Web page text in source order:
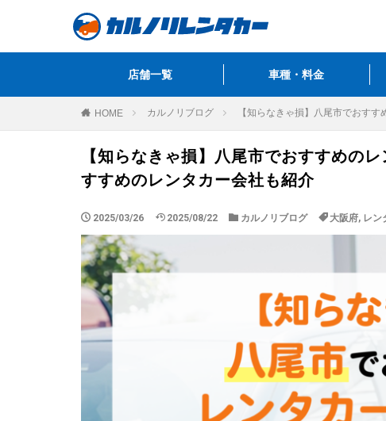
店舗一覧 車種・料金
HOME カルノリブログ 【知らなきゃ損】八尾市でおす
【知らなきゃ損】八尾市でおすすめの
すすめのレンタカー会社も紹介
2025/03/26 2025/08/22 カルノリブログ 大阪府, レン